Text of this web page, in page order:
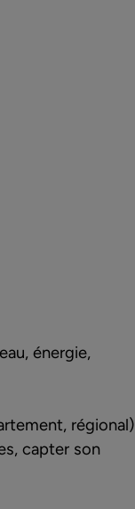
énergie,
régional)
capter son